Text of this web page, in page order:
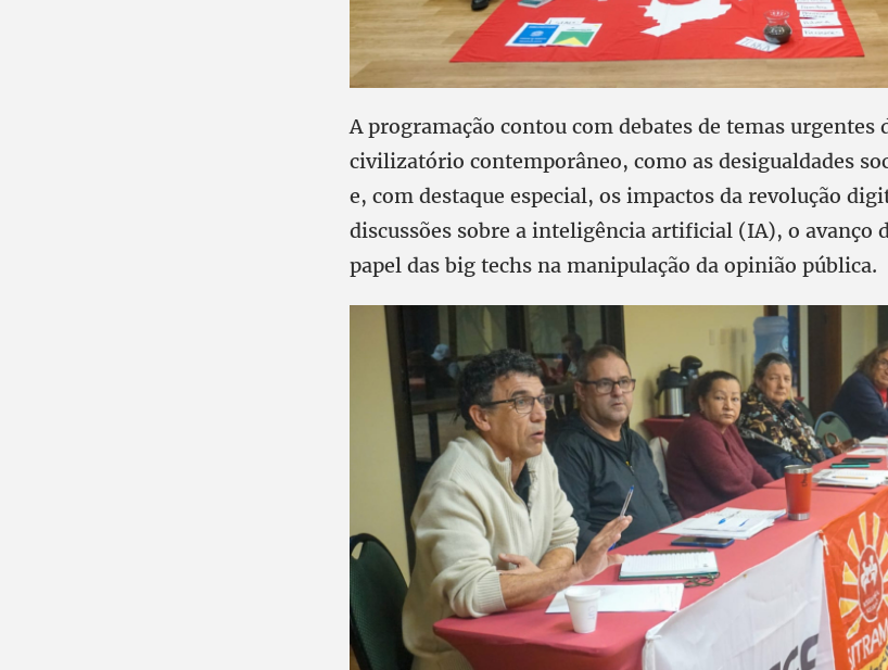
A programação contou com debates de temas urgentes
civilizatório contemporâneo, como as desigualdades
e, com destaque especial, os impactos da revolução
discussões sobre a inteligência artificial (IA), o avanço
papel das big techs na manipulação da opinião pública.